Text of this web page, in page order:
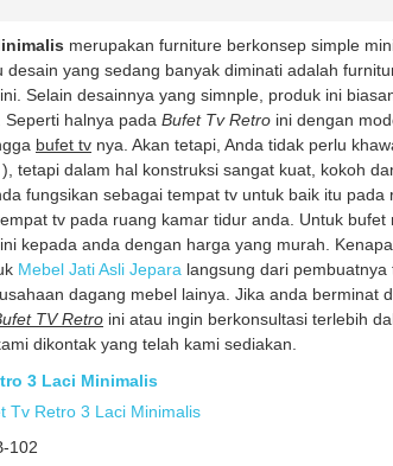
merupakan furniture berkonsep simple
desain yang sedang banyak diminati adalah
ini. Selain desainnya yang simnple, produk ini
halnya pada Bufet Tv Retro ini dengan
bufet tv nya. Akan tetapi, Anda tidak perlu
tetapi dalam hal konstruksi sangat kuat, kokoh
fungsikan sebagai tempat tv untuk baik itu
tv pada ruang kamar tidur anda. Untuk
kepada anda dengan harga yang murah.
Mebel Jati Asli Jepara langsung dari
dagang mebel lainya. Jika anda berminat
TV Retro ini atau ingin berkonsultasi terlebih
dikontak yang telah kami sediakan.
3 Laci Minimalis
Tv Retro 3 Laci Minimalis
102